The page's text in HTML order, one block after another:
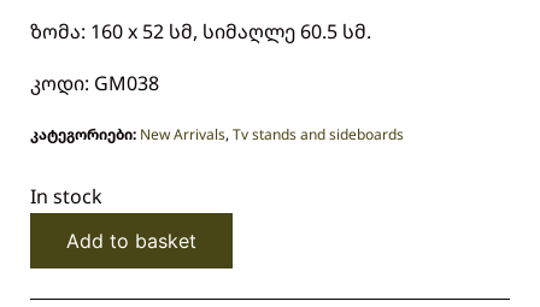
ზომა: 160 x 52 სმ, სიმაღლე 60.5 სმ.
კოდი: GM038
კატეგორიები: New Arrivals,Tv stands and sideboards
In stock
Add to basket